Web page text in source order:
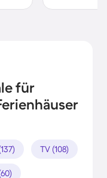
für
TV (108)